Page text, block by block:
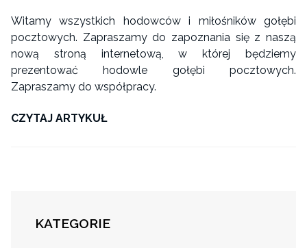
Witamy wszystkich hodowców i miłośników gołębi
pocztowych. Zapraszamy do zapoznania się z naszą
nową stroną internetową, w której będziemy
prezentować hodowle gołębi pocztowych.
Zapraszamy do współpracy.
CZYTAJ ARTYKUŁ
KATEGORIE